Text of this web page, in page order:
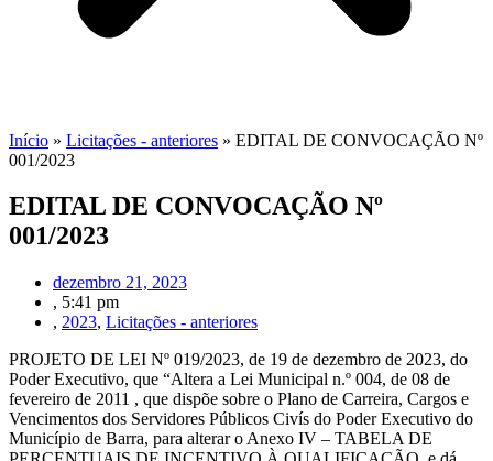
Início » Licitações - anteriores » EDITAL DE CONVOCAÇÃO Nº
001/2023
EDITAL DE CONVOCAÇÃO Nº
001/2023
dezembro 21, 2023
, 5:41 pm
, 2023, Licitações - anteriores
PROJETO DE LEI Nº 019/2023, de 19 de dezembro de 2023, do
Poder Executivo, que “Altera a Lei Municipal n.º 004, de 08 de
fevereiro de 2011 , que dispõe sobre o Plano de Carreira, Cargos e
Vencimentos dos Servidores Públicos Civís do Poder Executivo do
Município de Barra, para alterar o Anexo IV – TABELA DE